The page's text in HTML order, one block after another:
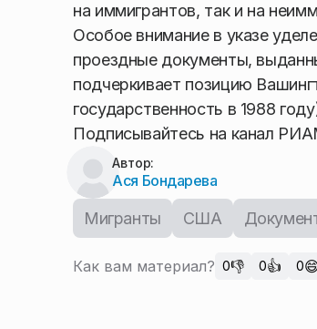
на иммигрантов, так и на
Особое внимание в указе
проездные документы,
подчеркивает позицию
государственность в 1988
Подписывайтесь на канал
Автор:
Ася Бондарева
Мигранты США
Как вам материал? 0👎 0👍 0